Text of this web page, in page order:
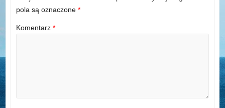
pola są oznaczone *
Komentarz *